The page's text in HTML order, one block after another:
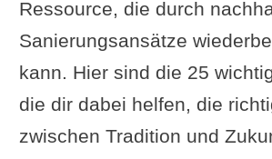
Historischen Charakter
und trotzdem
Traditionelles
Innovation: Die
Lehm und Co.
Ressource, die durch
Sanierungsansätze
kann. Hier sind die 25
die dir dabei helfen, die
zwischen Tradition und